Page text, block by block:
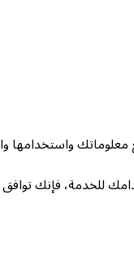
للخدمة، فإنك